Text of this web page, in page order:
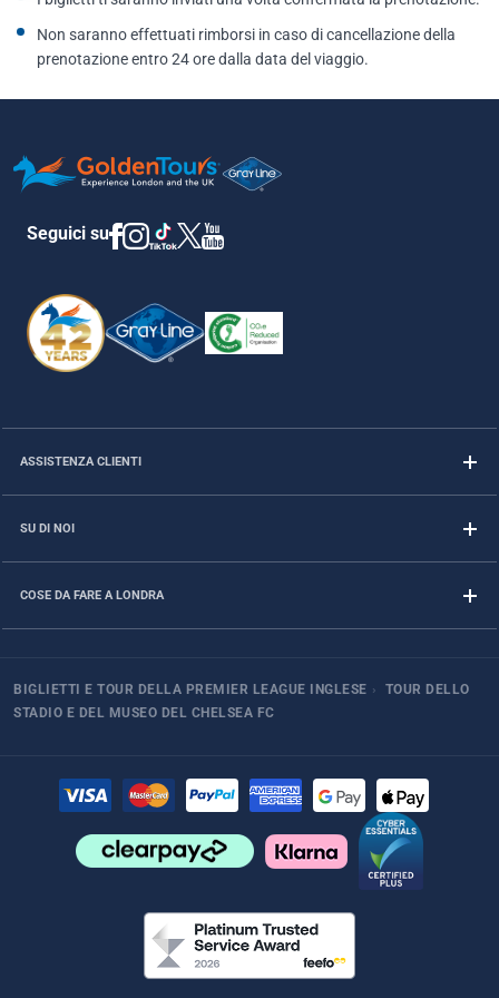
Non saranno effettuati rimborsi in caso di cancellazione della
prenotazione entro 24 ore dalla data del viaggio.
Seguici su
ASSISTENZA CLIENTI
SU DI NOI
COSE DA FARE A LONDRA
BIGLIETTI E TOUR DELLA PREMIER LEAGUE INGLESE ›
TOUR DELLO
STADIO E DEL MUSEO DEL CHELSEA FC